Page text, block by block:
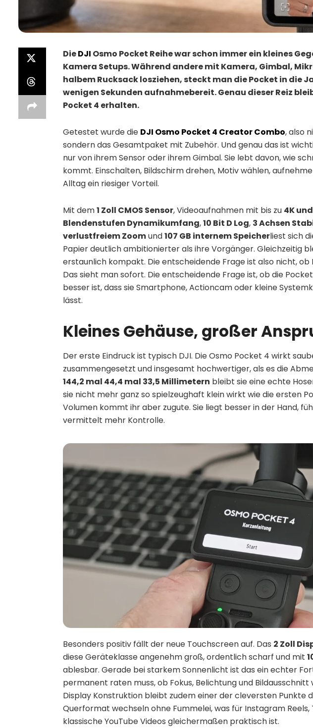
DieDJI Osmo Pocket Reihe war schon immer ein kleines
Kamera Setups. Während andere mit Kamera, Gimbal,
halbem Rucksack losziehen, steckt man die Pocket in die
wenigen Sekunden aufnahmebereit. Genau dieser Reiz
Pocket 4 erhalten.
Getestet wurde die DJI Osmo Pocket 4 Creator Combo, also
sondern das Gesamtpaket mit Zubehör. Und genau das ist
nur von ihrem Sensor oder ihrem Gimbal. Sie lebt davon, wie
kommt. Einschalten, Bildschirm drehen, Motiv wählen,
Alltag ein riesiger Vorteil.
Mit dem1 Zoll CMOS Sensor, Videoaufnahmen mit bis zu 4K
Blendenstufen Dynamikumfang,10 Bit D Log, 3 Achsen
verlustfreiem Zoomund107 GB internem Speicherliest sich
Papier deutlich ambitionierter als ihre Vorgänger. Gleichzeitig
erstaunlich kompakt. Die entscheidende Frage ist also nicht,
Das sieht man sofort. Die entscheidende Frage ist, ob die
besser ist, dass sie Smartphone, Actioncam oder kleine
lässt.
Kleines Gehäuse, großer
Der erste Eindruck ist typisch DJI. Die Osmo Pocket 4 wirkt
zusammengesetzt und insgesamt hochwertiger, als es die
144,2 mal 44,4 mal 33,5 Millimetern bleibt sie eine echte
sie nicht mehr ganz so spielzeughaft klein wirkt wie die ersten
Volumen kommt ihr aber zugute. Sie liegt besser in der Hand,
vermittelt mehr Kontrolle.
Besonders positiv fällt der neue Touchscreen auf. Das 2 Zoll
diese Geräteklasse angenehm groß, ordentlich scharf und mit
ablesbar. Gerade bei starkem Sonnenlicht ist das ein echter
permanent raten muss, ob Fokus, Belichtung und
Display Konstruktion bleibt zudem einer der cleversten Punkte
Querformat wechseln ohne Fummelei, was für Instagram Reels,
klassische YouTube Videos gleichermaßen praktisch ist.